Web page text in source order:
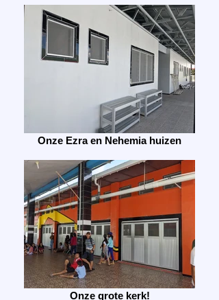
Onze Ezra en Nehemia huizen
Onze grote kerk!